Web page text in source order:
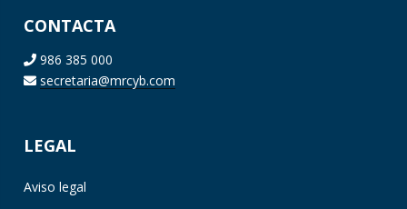
CONTACTA
986 385 000
secretaria@mrcyb.com
LEGAL
Aviso legal